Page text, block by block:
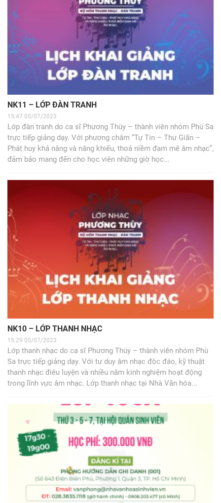
NK11 – LỚP ĐÀN TRANH
15:47 05/07/2023
Lớp đàn tranh do ca sĩ Phương Thùy – thành viên nhóm Phù Sa
trực tiếp giảng dạy. Với phương châm “Tự Tin – Thư Giãn –
Phát huy khả năng và năng khiếu, thoả niềm đam mê âm nhạc”,
đảm bảo mang đến cho học viên những giờ học...
NK10 – LỚP THANH NHẠC
15:29 05/07/2023
Lớp thanh nhạc do ca sĩ Phương Thùy – thành viên nhóm Phù
Sa trực tiếp giảng dạy. Với tư duy âm nhạc độc đáo, kỹ thuật
thanh nhạc điêu luyện và nhiều năm kinh nghiệm hoạt động
trong lĩnh vực âm nhạc. Lớp thanh nhạc tại Nhà Văn hóa...